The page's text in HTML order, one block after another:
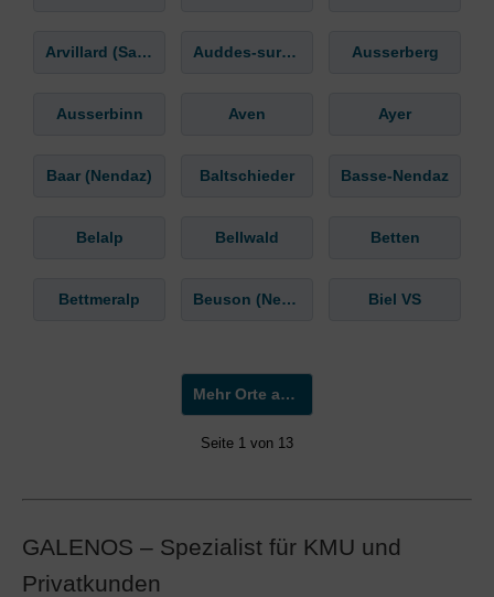
Arvillard (Salins) Auddes-sur-Riddes Ausserberg
Ausserbinn Aven Ayer
Baar (Nendaz) Baltschieder Basse-Nendaz
Belalp Bellwald Betten
Bettmeralp Beuson (Nendaz) Biel VS
Mehr Orte anzeigen »
Seite 1 von 13
GALENOS – Spezialist für KMU und
Privatkunden